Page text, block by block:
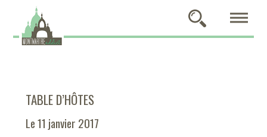
TABLE D’HÔTES
Le 11 janvier 2017